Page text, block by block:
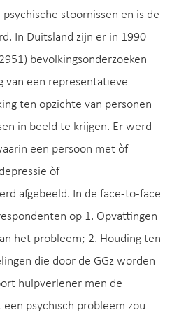
stoornissen en is de
In Duitsland zijn er in 1990
bevolkingsonderzoeken
van een representatieve
ten opzichte van personen
in beeld te krijgen. Er werd
een persoon met òf
òf
afgebeeld. In de face-to-face
op 1. Opvattingen
het probleem; 2. Houding ten
die door de GGz worden
hulpverlener men de
psychisch probleem zou